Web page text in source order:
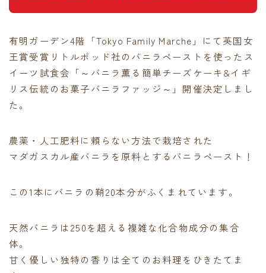
有明ガーデン4階「Tokyo Family Marche」にて英国女
王賞受賞リトルポッド社のバニラペーストを使ったス
イーツ試食会「～バニラ薫る簡単チーズケーキ&イギ
リス伝統のお菓子バニラファッジ～」開催決定しまし
た。
農薬・人工肥料に頼らない方法で栽培された
マダガスカル産バニラを原料とするバニラペースト！
この1本にバニラの鞘20本分がふくまれています。
天然バニラは250を超える複雑な化合物成分の集合
体。
甘く優しい独特の香りは全てのお料理をひきたてま